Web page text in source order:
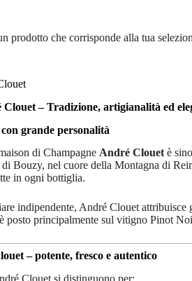
prodotto che corrisponde alla tua
– Tradizione, artigianalità ed
grande personalità
di Champagne André Clouetè
Bouzy, nel cuore della Montagna di
in ogni bottiglia.
indipendente, André Clouet
principalmente sul vitigno Pinot
– potente, fresco e autentico